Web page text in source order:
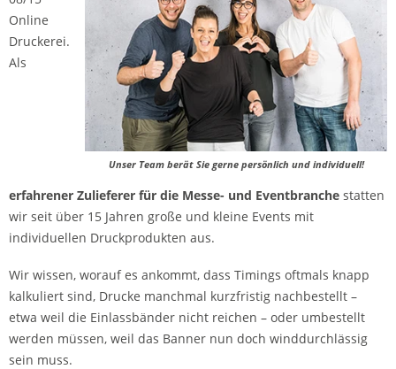
Unser Team berät Sie gerne persönlich und individuell!
Online
Druckerei.
Als
erfahrener Zulieferer für die Messe- und Eventbranche statten
wir seit über 15 Jahren große und kleine Events mit
individuellen Druckprodukten aus.
Wir wissen, worauf es ankommt, dass Timings oftmals knapp
kalkuliert sind, Drucke manchmal kurzfristig nachbestellt –
etwa weil die Einlassbänder nicht reichen – oder umbestellt
werden müssen, weil das Banner nun doch winddurchlässig
sein muss.